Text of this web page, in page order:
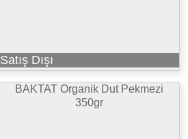
Satış Dışı
BAKTAT Organik Dut Pekmezi
350gr